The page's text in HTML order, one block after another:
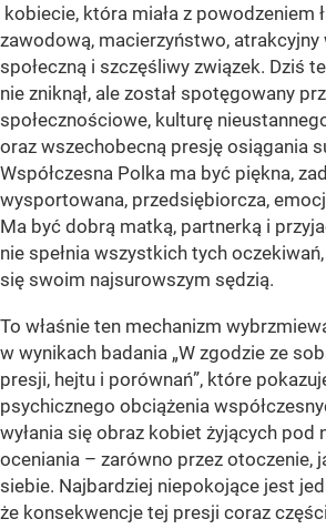
kobiecie, która miała z powodzeniem
zawodową, macierzyństwo,
społeczną i szczęśliwy związek. Dziś
nie zniknął, ale został spotęgowany
społecznościowe, kulturę
oraz wszechobecną presję osiągania
Współczesna Polka ma być piękna,
wysportowana, przedsiębiorcza,
Ma być dobrą matką, partnerką i
nie spełnia wszystkich tych
się swoim najsurowszym sędzią.
To właśnie ten mechanizm
w wynikach badania „W zgodzie ze
presji, hejtu i porównań”, które
psychicznego obciążenia
wyłania się obraz kobiet żyjących pod
oceniania – zarówno przez otoczenie,
siebie. Najbardziej niepokojące jest
że konsekwencje tej presji coraz